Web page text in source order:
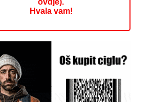
Hvala vam!